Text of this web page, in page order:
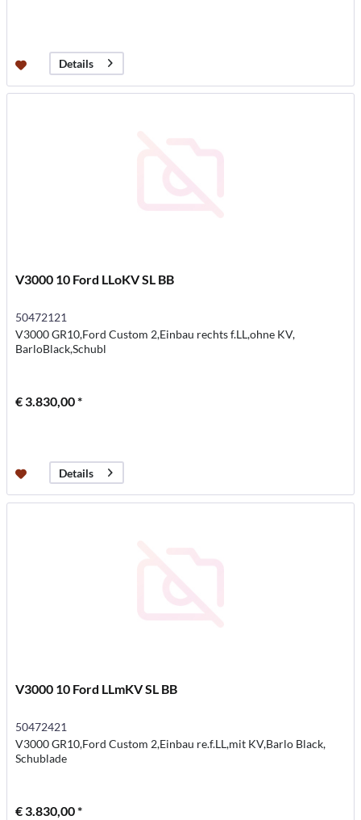
Details
V3000 10 Ford LLoKV SL BB
50472121
V3000 GR10,Ford Custom 2,Einbau rechts f.LL,ohne KV,
BarloBlack,Schubl
€ 3.830,00 *
Details
V3000 10 Ford LLmKV SL BB
50472421
V3000 GR10,Ford Custom 2,Einbau re.f.LL,mit KV,Barlo Black,
Schublade
€ 3.830,00 *